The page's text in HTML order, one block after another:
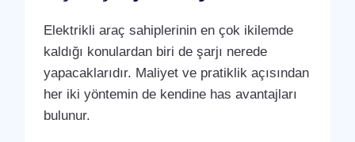
Elektrikli araç sahiplerinin en çok ikilemde
kaldığı konulardan biri de şarjı nerede
yapacaklarıdır. Maliyet ve pratiklik açısından
her iki yöntemin de kendine has avantajları
bulunur.